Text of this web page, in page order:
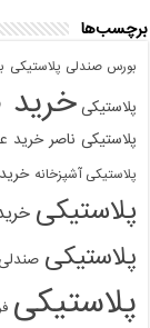
برچسب‌ها
بورس صندلی پلاستیکی
پلاستیکی خرید
پلاستیکی ناصر خرید
پلاستیکی آشپزخانه
پلاستیکی
پلاستیکی
پلاستیکی